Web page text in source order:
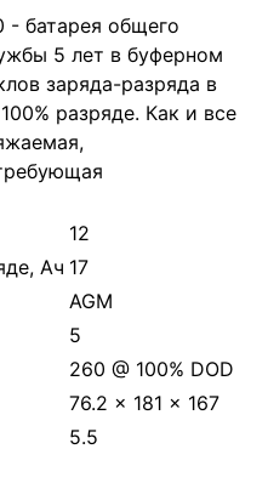
- батарея общего
5 лет в буферном
заряда-разряда в
разряде. Как и все
12
Ач 17
AGM
5
260 @ 100% DOD
76.2 × 181 × 167
5.5